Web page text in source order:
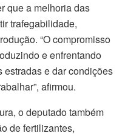
que a melhoria das
trafegabilidade,
“O compromisso
e enfrentando
estradas e dar condições
afirmou.
o deputado também
de fertilizantes,